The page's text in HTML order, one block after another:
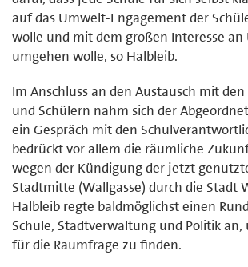
auf das Umwelt-Engagement der
wolle und mit dem großen Interesse
umgehen wolle, so Halbleib.
Im Anschluss an den Austausch mit
und Schülern nahm sich der
ein Gespräch mit den
bedrückt vor allem die räumliche
wegen der Kündigung der jetzt
Stadtmitte (Wallgasse) durch die Stadt
Halbleib regte baldmöglichst einen
Schule, Stadtverwaltung und Politik an,
für die Raumfrage zu finden.